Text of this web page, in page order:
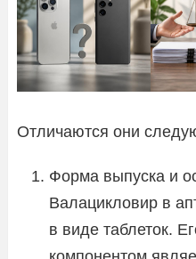
Отличаются они
Форма выпуска и
Валацикловир в
в виде таблеток.